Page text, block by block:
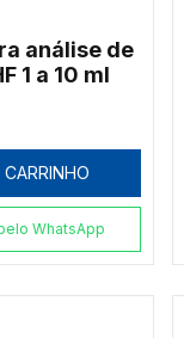
análise de
1 a 10 ml
WhatsApp